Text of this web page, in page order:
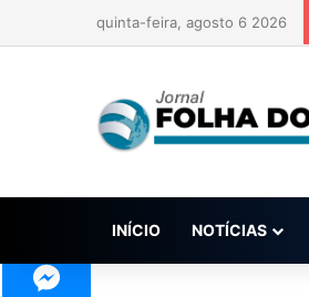
quinta-feira, agosto 6 2026
INÍCIO NOTÍCIAS